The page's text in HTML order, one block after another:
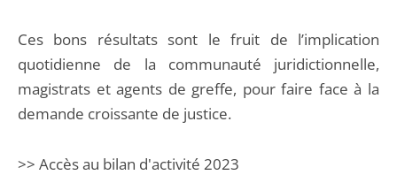
Ces bons résultats sont le fruit de l’implication
quotidienne de la communauté juridictionnelle,
magistrats et agents de greffe, pour faire face à la
demande croissante de justice.
>> Accès au bilan d'activité 2023